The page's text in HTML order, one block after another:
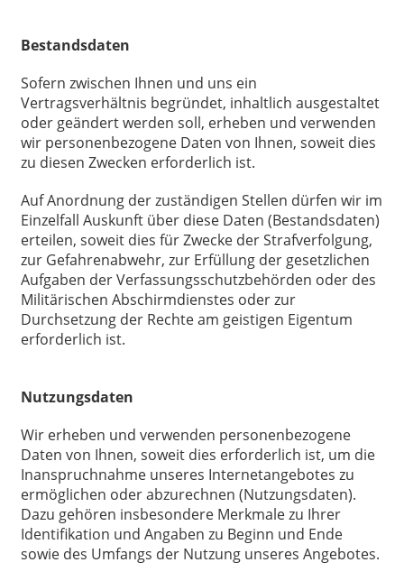
Bestandsdaten
Sofern zwischen Ihnen und uns ein
Vertragsverhältnis begründet, inhaltlich ausgestaltet
oder geändert werden soll, erheben und verwenden
wir personenbezogene Daten von Ihnen, soweit dies
zu diesen Zwecken erforderlich ist.
Auf Anordnung der zuständigen Stellen dürfen wir im
Einzelfall Auskunft über diese Daten (Bestandsdaten)
erteilen, soweit dies für Zwecke der Strafverfolgung,
zur Gefahrenabwehr, zur Erfüllung der gesetzlichen
Aufgaben der Verfassungsschutzbehörden oder des
Militärischen Abschirmdienstes oder zur
Durchsetzung der Rechte am geistigen Eigentum
erforderlich ist.
Nutzungsdaten
Wir erheben und verwenden personenbezogene
Daten von Ihnen, soweit dies erforderlich ist, um die
Inanspruchnahme unseres Internetangebotes zu
ermöglichen oder abzurechnen (Nutzungsdaten).
Dazu gehören insbesondere Merkmale zu Ihrer
Identifikation und Angaben zu Beginn und Ende
sowie des Umfangs der Nutzung unseres Angebotes.